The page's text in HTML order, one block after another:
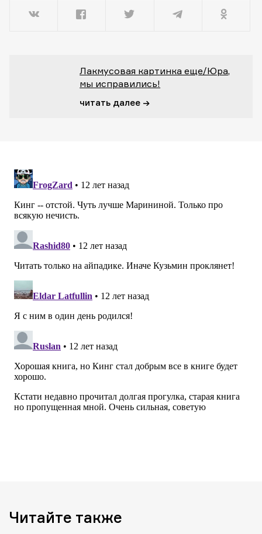
Лакмусовая картинка еще/Юра,
мы исправились!
читать далее →
Читайте также